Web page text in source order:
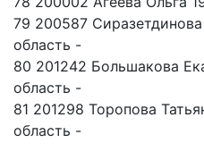
79 200587
область -
80 201242 Большакова
область -
81 201298 Торопова
область -